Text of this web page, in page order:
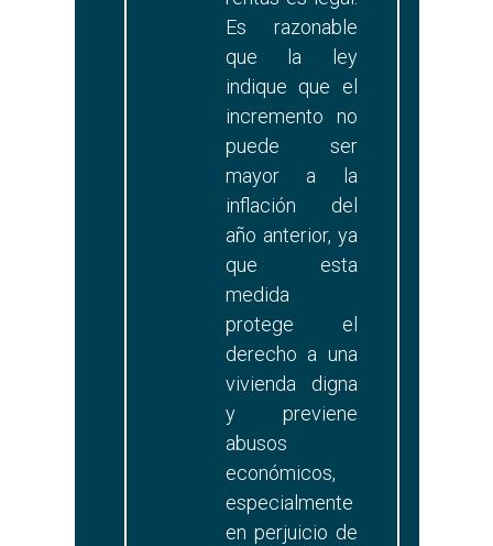
Es razonable
que la ley
indique que el
incremento no
puede ser
mayor a la
inflación del
año anterior, ya
que esta
medida
protege el
derecho a una
vivienda digna
y previene
abusos
económicos,
especialmente
en perjuicio de